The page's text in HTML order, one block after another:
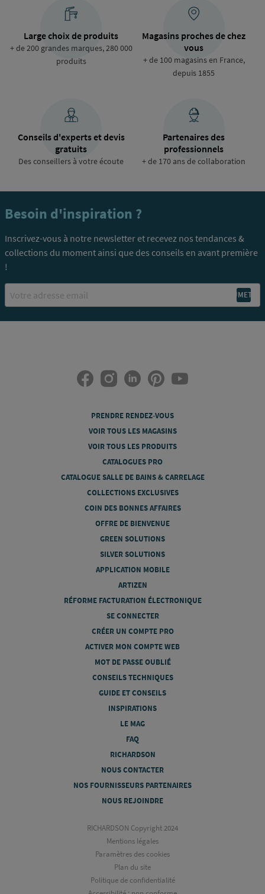
Large choix de produits
+ de 200 grandes marques, 280 000
produits
Magasins proches de chez
vous
+ de 100 magasins en France,
depuis 1855
Conseils d'experts et devis
gratuits
Des conseillers à votre écoute
Partenaires des
professionnels
+ de 170 ans de collaboration
Besoin d'inspiration ?
Inscrivez-vous à notre newsletter et recevez nos tendances &
collections du moment ainsi que des conseils en avant première
!
Email
PRENDRE RENDEZ-VOUS
VOIR TOUS LES MAGASINS
VOIR TOUS LES PRODUITS
CATALOGUES PRO
CATALOGUE SALLE DE BAINS & CARRELAGE
COLLECTIONS EXCLUSIVES
COIN DES BONNES AFFAIRES
OFFRE DE BIENVENUE
GREEN SOLUTIONS
SILVER SOLUTIONS
APPLICATION MOBILE
ARTIZEN
RÉFORME FACTURATION ÉLECTRONIQUE
SE CONNECTER
CRÉER UN COMPTE PRO
ACTIVER MON COMPTE WEB
MOT DE PASSE OUBLIÉ
CONSEILS TECHNIQUES
GUIDE ET CONSEILS
INSPIRATIONS
LE MAG
FAQ
RICHARDSON
NOUS CONTACTER
NOS FOURNISSEURS PARTENAIRES
NOUS REJOINDRE
RICHARDSON Copyright 2024
Mentions légales
Paramètres des cookies
Plan du site
Politique de confidentialité